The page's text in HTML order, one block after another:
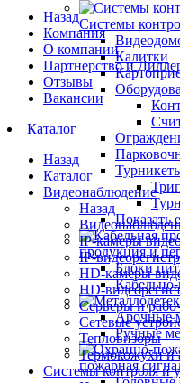
Системы
Калитки
Показать
продукция и
Блоки
Арочные
Ручные
пожарная
Назад
Компания
О компании
Партнерство и
Отзывы
Вакансии
Каталог
Назад
Каталог
Видеонаблюдение
Назад
IP-камеры
IP-
HD-камеры
HD-
Серверы и
Сетевые
Тепловизоры
Термокожухи и
Системы контроля и